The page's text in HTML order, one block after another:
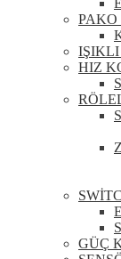
PAKO
HIZ
GÜÇ